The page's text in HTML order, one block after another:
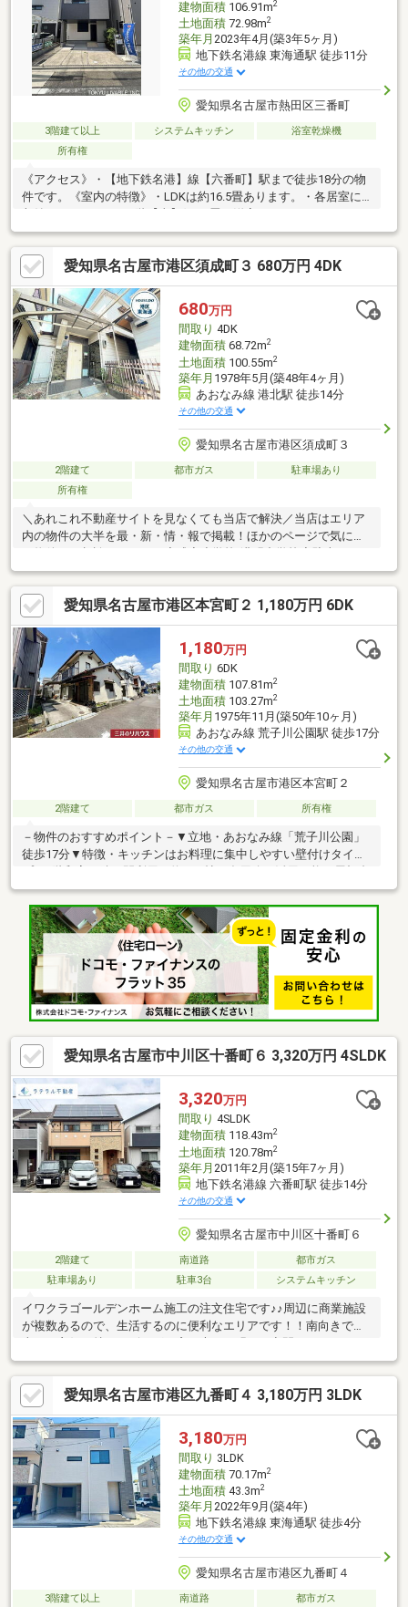
建物面積106.91m2
土地面積72.98m2
築年月 2023年4月(築3年5ヶ月)
地下鉄名港線 東海通駅 徒歩11分
その他の交通
愛知県名古屋市熱田区三番町
3階建て以上 システムキッチン
浴室乾燥機
所有権
《アクセス》・【地下鉄名港】線【六番町】駅まで徒歩18分の物
件です。《室内の特徴》・LDKは約16.5畳あります。・各居室に
クローゼットが設置されています。・トイレは温水洗浄機能付き
です。・1階と2階にトイレがあります。《リビングメッセー
ジ》・【西友 熱田三番町店】・・・徒歩5分（約320ｍ）・【セブ
ンイレブン名古屋港七番町店】・・・徒歩8分（約580ｍ）・【五
番町公園】・・・徒歩5分（約380ｍ）・【カワムラ医院】・・・
徒歩7分（約500ｍ）・【千年小学校】・・・徒歩8分（約580ｍ）
愛知県名古屋市港区須成町３ 680万円 4DK
680万円
間取り 4DK
建物面積68.72m2
土地面積100.55m2
築年月 1978年5月(築48年4ヶ月)
あおなみ線 港北駅 徒歩14分
その他の交通
愛知県名古屋市港区須成町３
2階建て 都市ガス
駐車場あり
所有権
＼あれこれ不動産サイトを見なくても当店で解決／当店はエリア
内の物件の大半を最・新・情・報で掲載！ほかのページで気にな
スあり◆充実した周辺環境◆全居室2面採光※写真をクリックする
と、詳細をご覧いただけます。＝＝＝＝＝＝＝＝＝＝＝＝＝＝＝
＝＝＝＝＝＝＝＝＝＝《リフォームもOK》リラックスしたい浴室
はやっぱり変えたいな、、、そんなあなたの夢を叶えるリフォー
ムも承ります♪＝＝＝＝＝＝＝＝＝＝＝＝＝＝＝＝＝＝＝＝＝＝＝
＝＝
愛知県名古屋市港区本宮町２ 1,180万円 6DK
1,180万円
間取り 6DK
建物面積107.81m2
土地面積103.27m2
築年月 1975年11月(築50年10ヶ月)
あおなみ線 荒子川公園駅 徒歩17分
その他の交通
愛知県名古屋市港区本宮町２
2階建て 都市ガス 所有権
－物件のおすすめポイント－▼立地・あおなみ線「荒子川公園」
徒歩17分▼特徴・キッチンはお料理に集中しやすい壁付けタイ
収納や押し入れなどの収納スペースを確保・水回り各所に窓があ
り、こまめな自然換気が可能・玄関はお子様も開けやすいスライ
ドドアを採用▼周辺環境・成章小学校 徒歩9分(約690m)・ロピア
名古屋みなと店 徒歩8分(約620m)・ファミリーマート港本宮町店
徒歩4分(約270m)■ ご希望の住まい探しをお手伝いします
━━━━━・・・物件の詳細・ご相談はお気軽にお問い合わせく
ださい。
愛知県名古屋市中川区十番町６ 3,320万円 4SLDK
3,320万円
間取り 4SLDK
建物面積118.43m2
土地面積120.78m2
築年月 2011年2月(築15年7ヶ月)
地下鉄名港線 六番町駅 徒歩14分
その他の交通
愛知県名古屋市中川区十番町６
2階建て 南道路
都市ガス
駐車場あり
駐車3台 システムキッチン
イワクラゴールデンホーム施工の注文住宅です♪♪周辺に商業施設
が複数あるので、生活するのに便利なエリアです！！南向きで日
ます♪駐車スペースは３台分あるのでお車が多い世帯、来客が多い
ご家庭にも大変オススメです。外に立水栓を完備しているので休
日にお車の洗車が出来たり、汚れたものを洗う際に活躍します！
周辺には複数の保育園がある為子育て世帯の方に住みやすい立地
となっております！太陽光や床暖房など設備も充実していて快適
にお過ごし頂けるお家です。ご質問等ございましたら気軽にお問
合せ下さい。
愛知県名古屋市港区九番町４ 3,180万円 3LDK
3,180万円
間取り 3LDK
建物面積70.17m2
土地面積43.3m2
築年月 2022年9月(築4年)
地下鉄名港線 東海通駅 徒歩4分
その他の交通
愛知県名古屋市港区九番町４
3階建て以上 南道路
都市ガス